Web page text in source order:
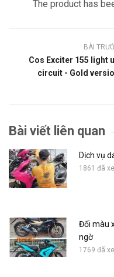
The product has
BÀI
Cos Exciter 155 light
circuit - Gold
Bài viết liên quan
Dịch vụ
1861 đã
Đổi màu
ngờ
1769 đã